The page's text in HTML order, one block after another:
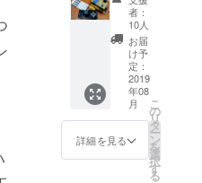
ティッ
クリモ
コン
セット
リモコ
ンロボ1
台に基
本リモ
コン＆
アナロ
グ制御
者：
10人
お届
け予
定：
2019
年08
月
詳細を見る
こ
の
リ
タ
ー
ン
を
選
択
す
る